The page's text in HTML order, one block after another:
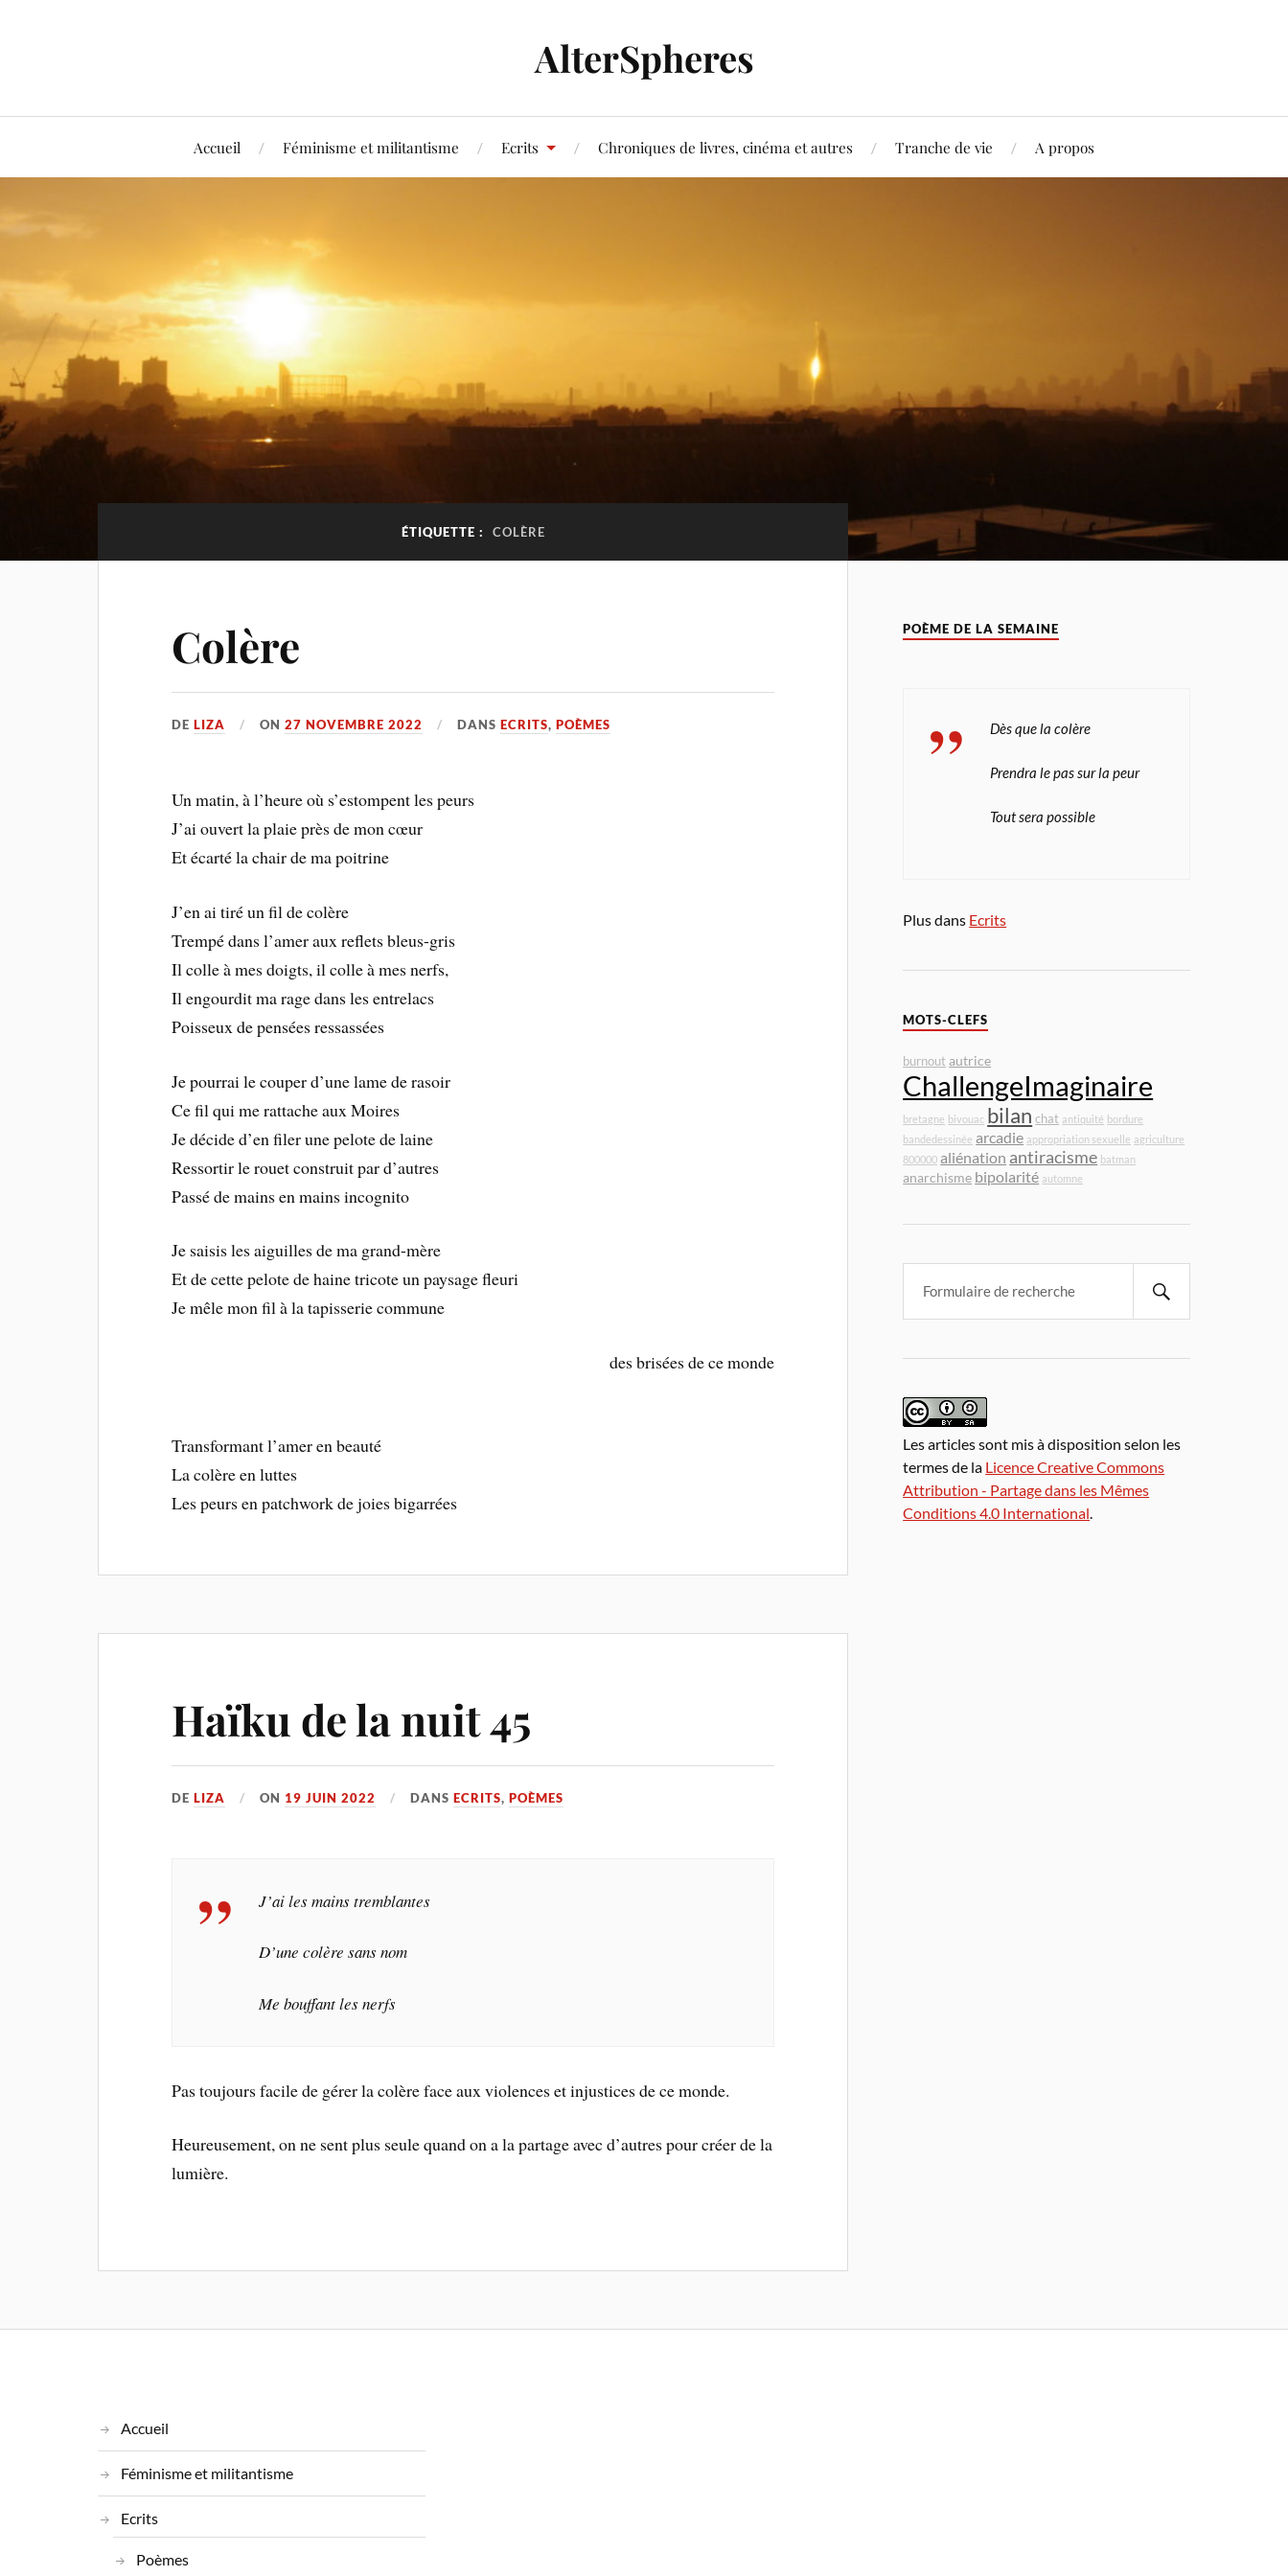
AlterSpheres
Accueil Féminisme et militantisme Ecrits Chroniques de livres, cinéma et autres Tranche de vie A propos
ÉTIQUETTE : COLÈRE
Colère
DELIZA ON27 NOVEMBRE 2022 DANSECRITS,POÈMES
Un matin, à l’heure où s’estompent les peurs
J’ai ouvert la plaie près de mon cœur
Et écarté la chair de ma poitrine
J’en ai tiré un fil de colère
Trempé dans l’amer aux reflets bleus-gris
Il colle à mes doigts, il colle à mes nerfs,
Il engourdit ma rage dans les entrelacs
Poisseux de pensées ressassées
Je pourrai le couper d’une lame de rasoir
Ce fil qui me rattache aux Moires
Je décide d’en filer une pelote de laine
Ressortir le rouet construit par d’autres
Passé de mains en mains incognito
Je saisis les aiguilles de ma grand-mère
Et de cette pelote de haine tricote un paysage fleuri
Je mêle mon fil à la tapisserie commune
des brisées de ce monde
Transformant l’amer en beauté
La colère en luttes
Les peurs en patchwork de joies bigarrées
Haïku de la nuit 45
DELIZA ON 19 JUIN 2022 DANSECRITS,POÈMES
J’ai les mains tremblantes
D’une colère sans nom
Me bouffant les nerfs
Pas toujours facile de gérer la colère face aux violences et injustices de ce monde.
Heureusement, on ne sent plus seule quand on a la partage avec d’autres pour créer de la
lumière.
POÈME DE LA SEMAINE
Dès que la colère
Prendra le pas sur la peur
Tout sera possible
Plus dans Ecrits
MOTS-CLEFS
burnout autrice
ChallengeImaginaire
bretagne bivouac bilan chat antiquité bordure
bandedessinée arcadie appropriation sexuelle agriculture
800000 aliénation antiracisme batman
anarchisme bipolarité automne
Les articles sont mis à disposition selon les
termes de la Licence Creative Commons
Attribution - Partage dans les Mêmes
Conditions 4.0 International.
Accueil
Féminisme et militantisme
Ecrits
Poèmes